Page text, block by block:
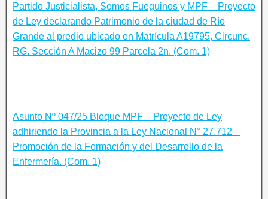
Partido Justicialista, Somos Fueguinos y MPF – Proyecto
de Ley declarando Patrimonio de la ciudad de Río
Grande al predio ubicado en Matrícula A19795, Circunc.
RG. Sección A Macizo 99 Parcela 2n. (Com. 1)
Asunto Nº 047/25 Bloque MPF – Proyecto de Ley
adhiriendo la Provincia a la Ley Nacional N° 27.712 –
Promoción de la Formación y del Desarrollo de la
Enfermería. (Com. 1)